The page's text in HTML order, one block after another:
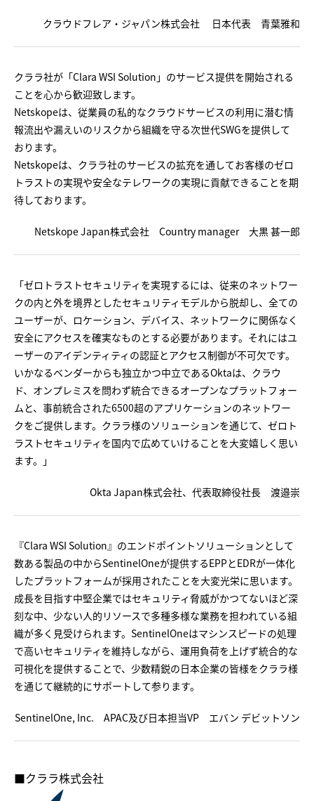
クラウドフレア・ジャパン株式会社 日本代表 青葉雅和
クララ社が「Clara WSI Solution」のサービス提供を開始される
ことを心から歓迎致します。
Netskopeは、従業員の私的なクラウドサービスの利用に潜む情
報流出や漏えいのリスクから組織を守る次世代SWGを提供して
おります。
Netskopeは、クララ社のサービスの拡充を通してお客様のゼロ
トラストの実現や安全なテレワークの実現に貢献できることを期
待しております。
Netskope Japan株式会社 Country manager 大黒 甚一郎
「ゼロトラストセキュリティを実現するには、従来のネットワー
クの内と外を境界としたセキュリティモデルから脱却し、全ての
ユーザーが、ロケーション、デバイス、ネットワークに関係なく
安全にアクセスを確実なものとする必要があります。それにはユ
ーザーのアイデンティティの認証とアクセス制御が不可欠です。
いかなるベンダーからも独立かつ中立であるOktaは、クラウ
ド、オンプレミスを問わず統合できるオープンなプラットフォー
ムと、事前統合された6500超のアプリケーションのネットワー
クをご提供します。クララ様のソリューションを通じて、ゼロト
ラストセキュリティを国内で広めていけることを大変嬉しく思い
ます。」
Okta Japan株式会社、代表取締役社長 渡邉崇
『Clara WSI Solution』のエンドポイントソリューションとして
数ある製品の中からSentinelOneが提供するEPPとEDRが一体化
したプラットフォームが採用されたことを大変光栄に思います。
成長を目指す中堅企業ではセキュリティ脅威がかつてないほど深
刻な中、少ない人的リソースで多種多様な業務を担われている組
織が多く見受けられます。SentinelOneはマシンスピードの処理
で高いセキュリティを維持しながら、運用負荷を上げず統合的な
可視化を提供することで、少数精鋭の日本企業の皆様をクララ様
を通じて継続的にサポートして参ります。
SentinelOne, Inc. APAC及び日本担当VP エバン デビットソン
■クララ株式会社